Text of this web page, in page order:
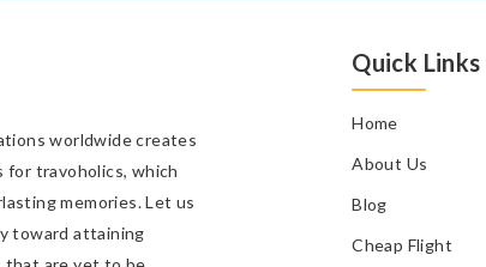
worldwide creates
for travoholics, which
memories. Let us
toward attaining
Quick Links
Home
About Us
Blog
Cheap Flight